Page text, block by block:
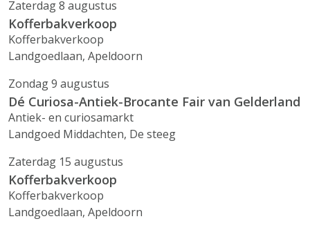
Zaterdag 8 augustus
Kofferbakverkoop
Kofferbakverkoop
Landgoedlaan, Apeldoorn
Zondag 9 augustus
Dé Curiosa-Antiek-Brocante Fair van Gelderland
Antiek- en curiosamarkt
Landgoed Middachten, De steeg
Zaterdag 15 augustus
Kofferbakverkoop
Kofferbakverkoop
Landgoedlaan, Apeldoorn